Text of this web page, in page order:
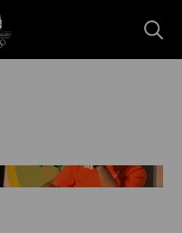
Színházban" />